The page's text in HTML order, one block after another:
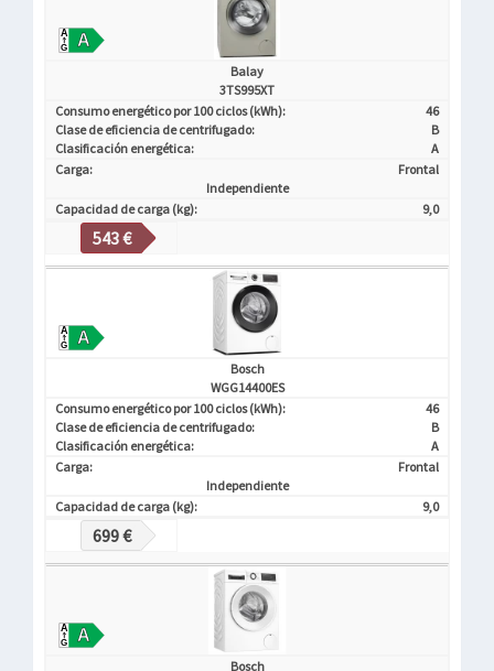
Balay
3TS995XT
Consumo energético por 100 ciclos (kWh):
46
Clase de eficiencia de centrifugado:
B
Clasificación energética:
A
Carga:
Frontal
Independiente
Capacidad de carga (kg):
9,0
543 €
Bosch
WGG14400ES
Consumo energético por 100 ciclos (kWh):
46
Clase de eficiencia de centrifugado:
B
Clasificación energética:
A
Carga:
Frontal
Independiente
Capacidad de carga (kg):
9,0
699 €
Bosch